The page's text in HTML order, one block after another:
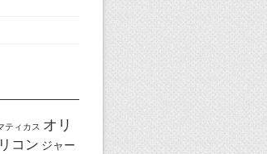
ティカス オリ
コン ジャー